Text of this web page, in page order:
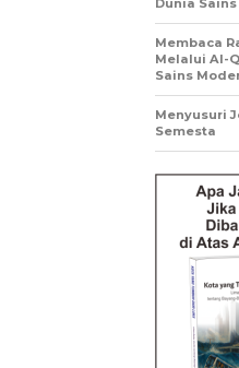
Dunia Sains
Membaca
Melalui Al-
Sains
Menyusuri
Semesta